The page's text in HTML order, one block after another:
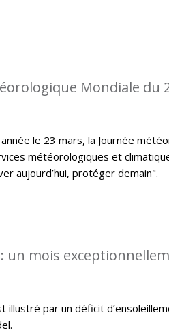
Mondiale du
le 23 mars, la Journée
météorologiques et
aujourd’hui, protéger demain".
: un mois
illustré par un déficit